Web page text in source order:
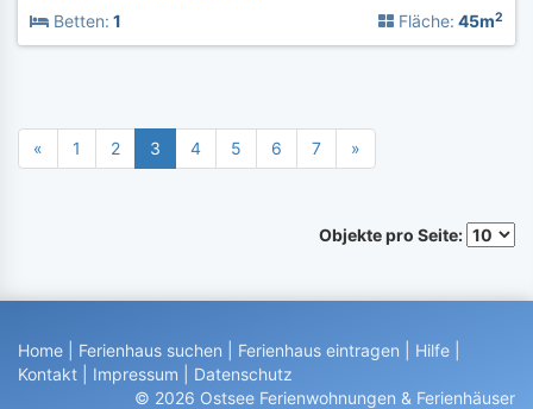
Betten: 1 Fläche: 45m2
« 1 2 3 4 5 6 7 »
Objekte pro Seite:
Home Ferienhaus suchen Ferienhaus eintragen Hilfe
Kontakt
Impressum
Datenschutz
© 2026 Ostsee Ferienwohnungen & Ferienhäuser